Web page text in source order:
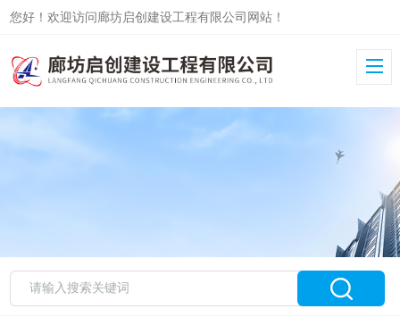
您好！欢迎访问廊坊启创建设工程有限公司网站！